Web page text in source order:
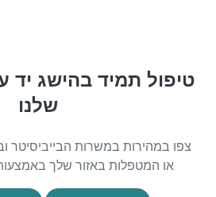
טיפול תמיד בהישג יד
שלנו
צפו במהירות במשרות הבייביסיטר
או המטפלות באזור שלך